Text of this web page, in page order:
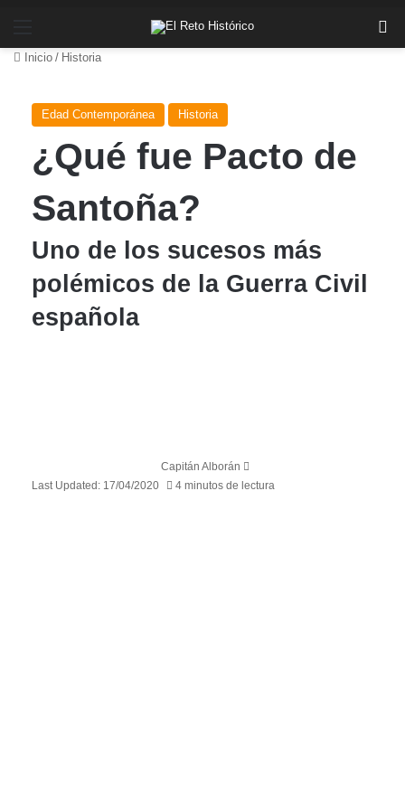
Inicio / Historia
Edad Contemporánea Historia
¿Qué fue Pacto de
Santoña?
Uno de los sucesos más
polémicos de la Guerra Civil
española
Capitán Alborán
Last Updated: 17/04/2020 4 minutos de lectura